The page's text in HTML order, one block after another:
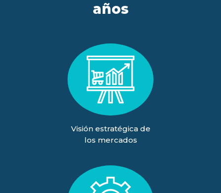
años
Visión estratégica de
los mercados